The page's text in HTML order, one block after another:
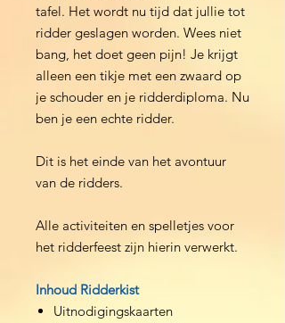
tafel. Het wordt nu tijd dat jullie tot
ridder geslagen worden. Wees niet
bang, het doet geen pijn! Je krijgt
alleen een tikje met een zwaard op
je schouder en je ridderdiploma. Nu
ben je een echte ridder.
Dit is het einde van het avontuur
van de ridders.
Alle activiteiten en spelletjes voor
het ridderfeest zijn hierin verwerkt.
Inhoud Ridderkist
Uitnodigingskaarten